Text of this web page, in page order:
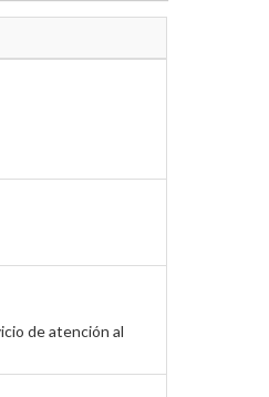
de atención al